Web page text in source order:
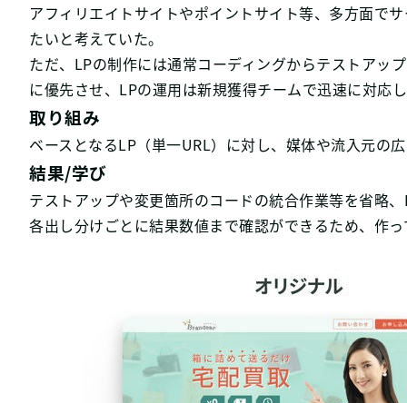
アフィリエイトサイトやポイントサイト等、多方面で
たいと考えていた。
ただ、LPの制作には通常コーディングからテストアッ
に優先させ、LPの運用は新規獲得チームで迅速に対応
取り組み
ベースとなるLP（単一URL）に対し、媒体や流入元の
結果/学び
テストアップや変更箇所のコードの統合作業等を省略
各出し分けごとに結果数値まで確認ができるため、作